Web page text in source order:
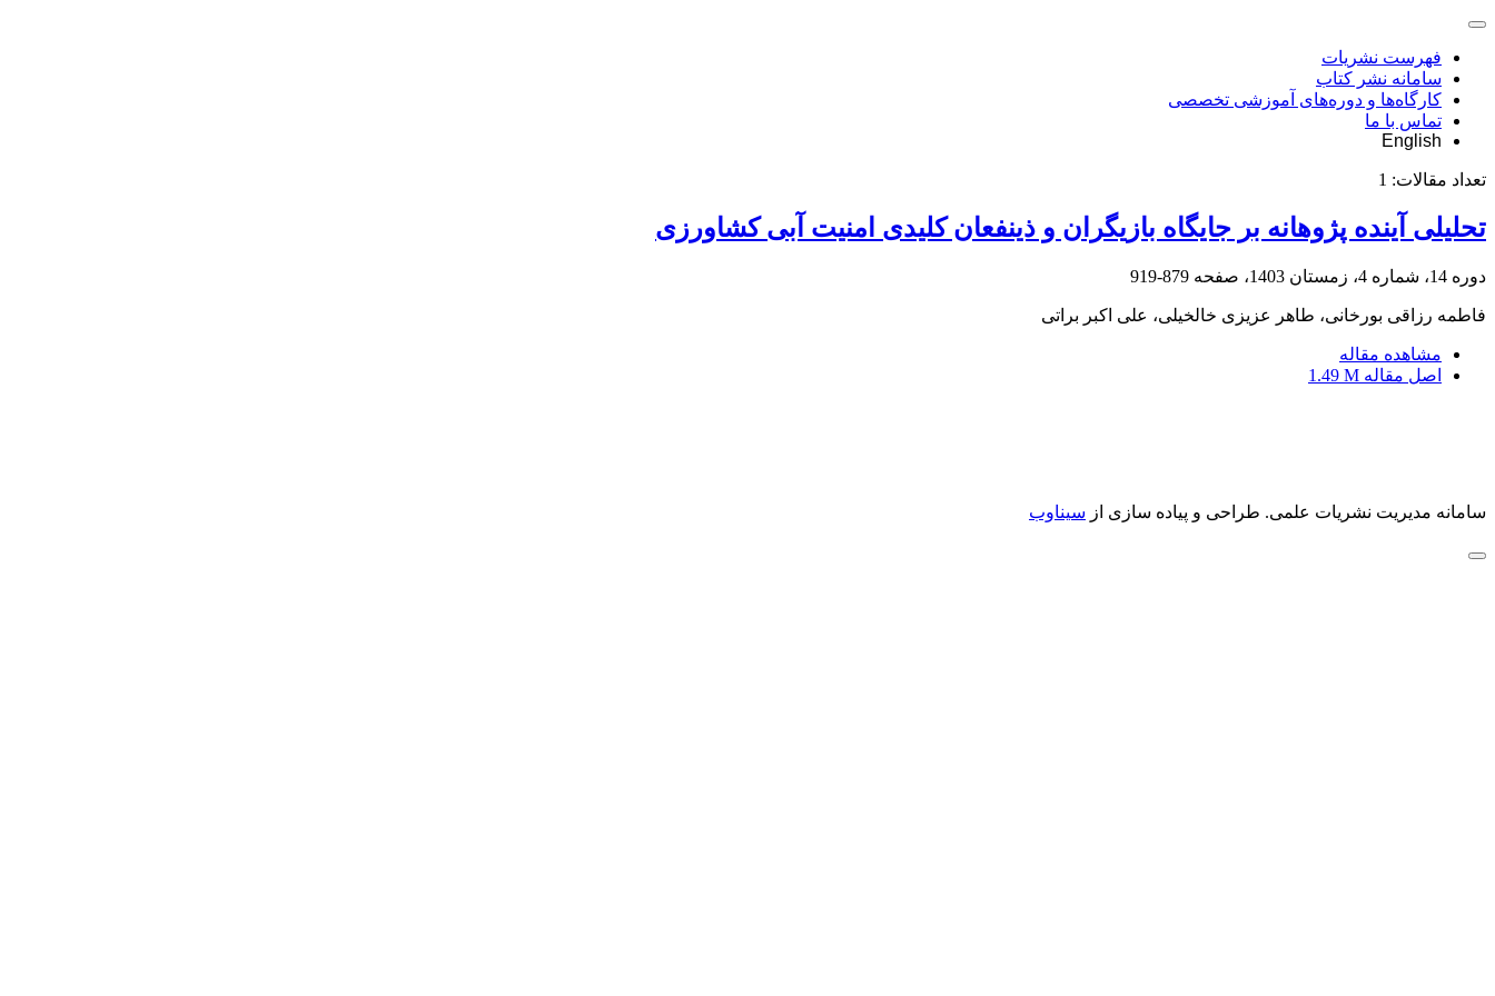
فهرست نشریات
سامانه نشر کتاب
کارگاه‌ها و دوره‌های آموزشی تخصصی
تماس با ما
English
تعداد مقالات: 1
تحلیلی آینده پژوهانه بر جایگاه بازیگران و ذینفعان کلیدی امنیت آبی کشاورزی
دوره 14، شماره 4، زمستان 1403، صفحه 879-919
فاطمه رزاقی بورخانی، طاهر عزیزی خالخیلی، علی اکبر براتی
مشاهده مقاله
اصل مقاله 1.49 M
سامانه مدیریت نشریات علمی. طراحی و پیاده سازی از سیناوب